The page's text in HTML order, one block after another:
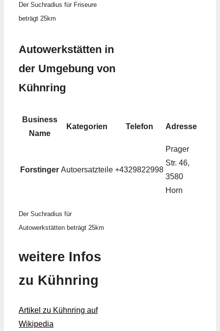
Der Suchradius für Friseure
beträgt 25km
Autowerkstätten in
der Umgebung von
Kühnring
Business
Name
Kategorien Telefon Adresse
Forstinger Autoersatzteile +4329822998
Prager
Str. 46,
3580
Horn
Der Suchradius für
Autowerkstätten beträgt 25km
weitere Infos
zu Kühnring
Artikel zu Kühnring auf
Wikipedia